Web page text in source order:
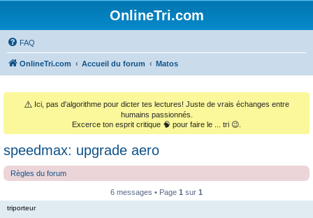
OnlineTri.com
FAQ
OnlineTri.com Accueil du forum Matos
⚠️ Ici, pas d'algorithme pour dicter tes lectures! Juste de vrais échanges entre
humains passionnés.
Excerce ton esprit critique 🧠 pour faire le ... tri 😉.
speedmax: upgrade aero
Règles du forum
6 messages • Page 1 sur 1
triporteur